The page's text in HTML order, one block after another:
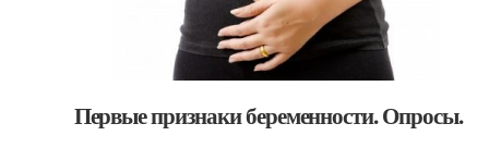
Первые признаки беременности. Опросы.